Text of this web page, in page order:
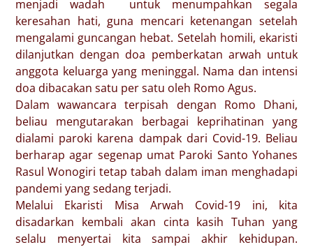
menjadi wadah untuk menumpahkan segala
keresahan hati, guna mencari ketenangan setelah
mengalami guncangan hebat. Setelah homili, ekaristi
dilanjutkan dengan doa pemberkatan arwah untuk
anggota keluarga yang meninggal. Nama dan intensi
doa dibacakan satu per satu oleh Romo Agus.
Dalam wawancara terpisah dengan Romo Dhani,
beliau mengutarakan berbagai keprihatinan yang
dialami paroki karena dampak dari Covid-19. Beliau
berharap agar segenap umat Paroki Santo Yohanes
Rasul Wonogiri tetap tabah dalam iman menghadapi
pandemi yang sedang terjadi.
Melalui Ekaristi Misa Arwah Covid-19 ini, kita
disadarkan kembali akan cinta kasih Tuhan yang
selalu menyertai kita sampai akhir kehidupan.